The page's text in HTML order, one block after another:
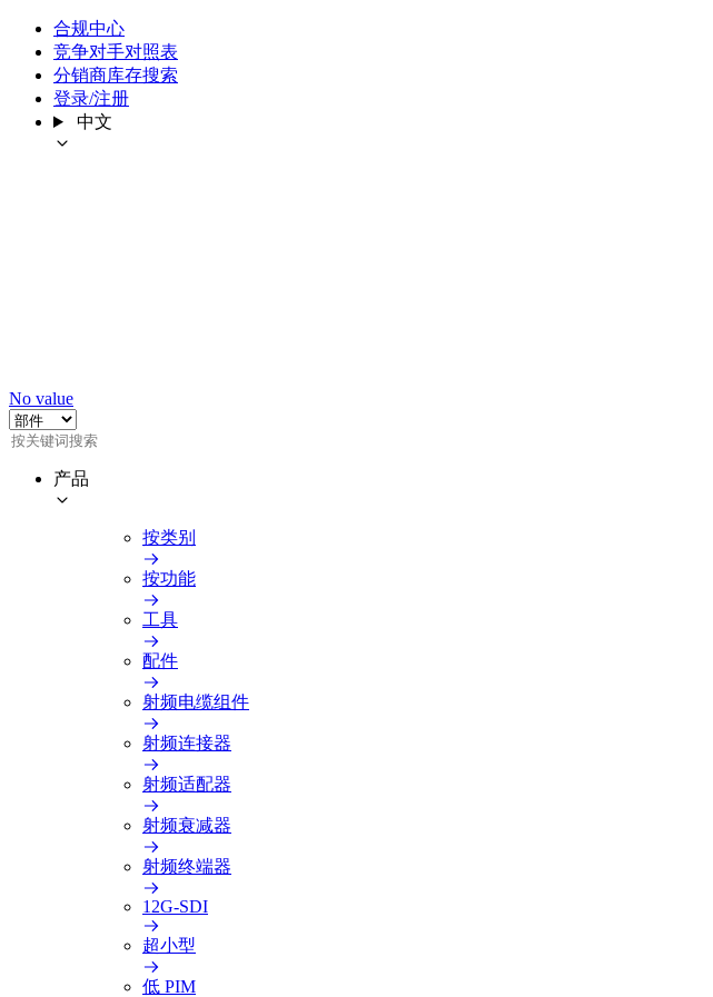
合规中心
竞争对手对照表
分销商库存搜索
登录/注册
中文
No value
产品
按类别
按功能
工具
配件
射频电缆组件
射频连接器
射频适配器
射频衰减器
射频终端器
12G-SDI
超小型
低 PIM